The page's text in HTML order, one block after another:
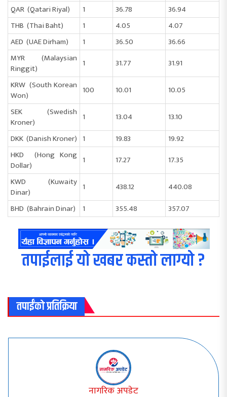
QAR (Qatari Riyal)
1 36.78
36.94
THB (Thai Baht)
1 4.05
4.07
AED (UAE Dirham)
1 36.50
36.66
MYR (Malaysian
Ringgit)
1 31.77
31.91
KRW (South Korean
Won)
100 10.01
10.05
SEK (Swedish
Kroner)
1 13.04
13.10
DKK (Danish Kroner) 1 19.83
19.92
HKD (Hong Kong
Dollar)
1 17.27
17.35
KWD (Kuwaity
Dinar)
1 438.12
440.08
BHD (Bahrain Dinar)
1 355.48 357.07
तपाईलाई यो खबर कस्तो लाग्यो ?
तपाईंको प्रतिक्रिया
नागरिक अपडेट